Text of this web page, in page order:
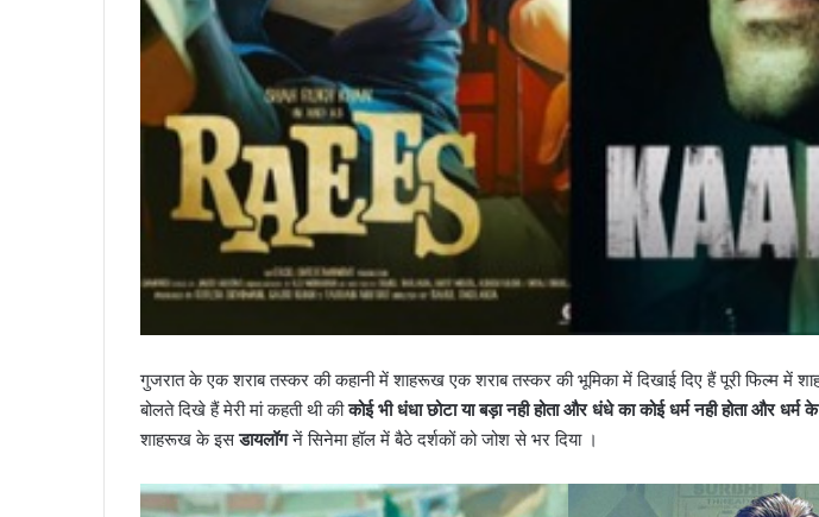
गुजरात के एक शराब तस्कर की कहानी में शाहरूख एक शराब तस्कर की भूमिका में दिखाई दिए हैं पूरी फिल्म में
बोलते दिखे हैं मेरी मां कहती थी कीकोई भी धंधा छोटा या बड़ा नही होता और धंधे का कोई धर्म नही होता और धर्म
शाहरूख के इसडायलॉगनें सिनेमा हॉल में बैठे दर्शकों को जोश से भर दिया ।